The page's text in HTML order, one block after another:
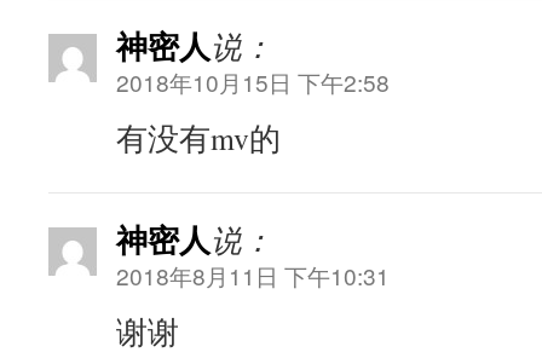
神密人说：
2018年10月15日 下午2:58
有没有mv的
神密人说：
2018年8月11日 下午10:31
谢谢